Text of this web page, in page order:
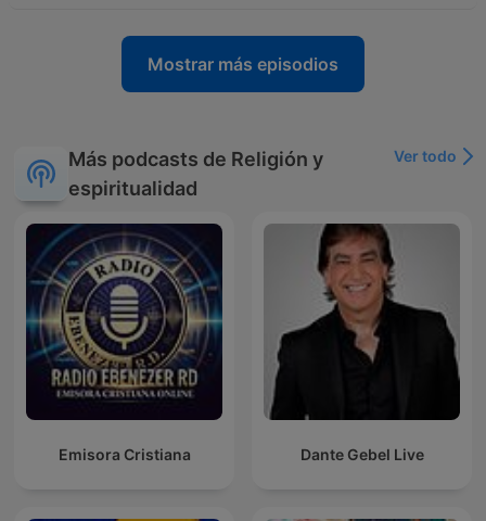
Mostrar más episodios
Más podcasts de Religión y
espiritualidad
Ver todo
Emisora Cristiana Dante Gebel Live